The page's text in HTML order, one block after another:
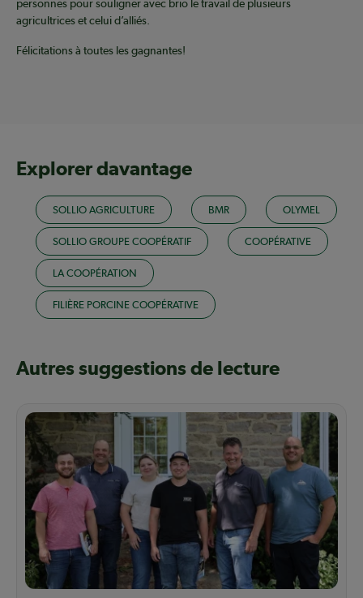
personnes pour souligner avec brio le travail de plusieurs
agricultrices et celui d’alliés.
Félicitations à toutes les gagnantes!
Explorer davantage
SOLLIO AGRICULTURE BMR OLYMEL
SOLLIO GROUPE COOPÉRATIF COOPÉRATIVE
LA COOPÉRATION
FILIÈRE PORCINE COOPÉRATIVE
Autres suggestions de lecture